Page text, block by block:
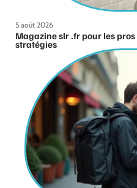
5 août 2026
Magazine slr .fr pour les
stratégies